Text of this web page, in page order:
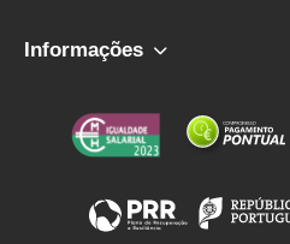
Informações